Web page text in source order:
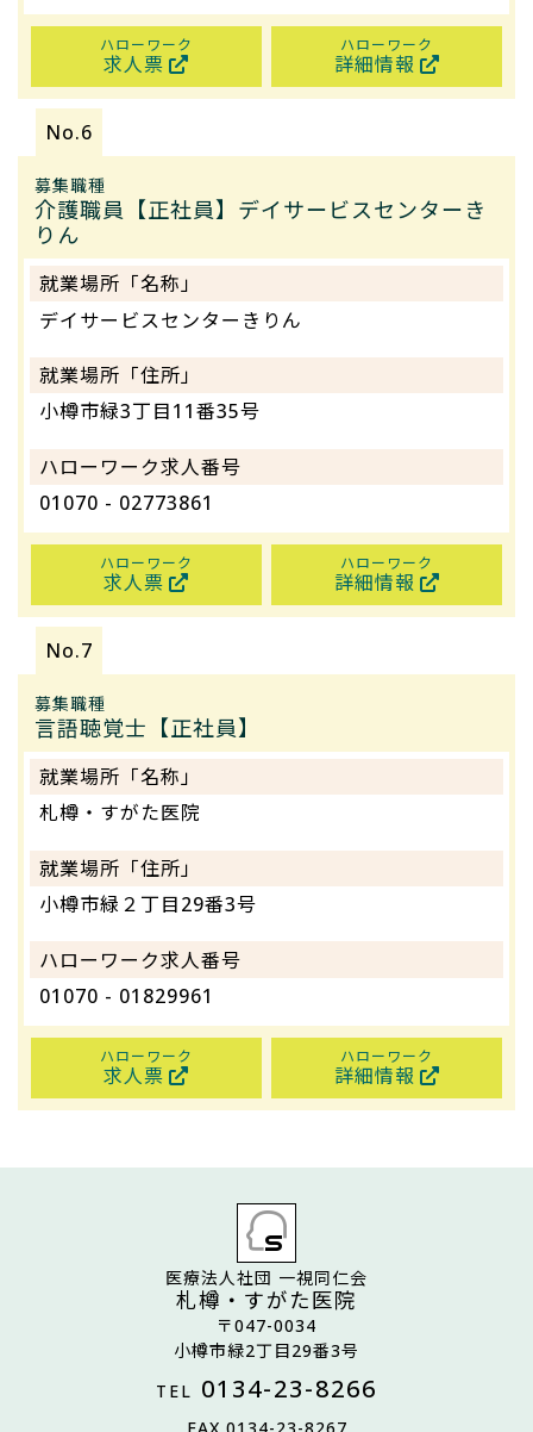
ハローワーク
求人票
ハローワーク
詳細情報
募集職種
介護職員【正社員】デイサービスセンターき
りん
就業場所「名称」
デイサービスセンターきりん
就業場所「住所」
小樽市緑3丁目11番35号
ハローワーク求人番号
01070 - 02773861
ハローワーク
求人票
ハローワーク
詳細情報
募集職種
言語聴覚士【正社員】
就業場所「名称」
札樽・すがた医院
就業場所「住所」
小樽市緑２丁目29番3号
ハローワーク求人番号
01070 - 01829961
ハローワーク
求人票
ハローワーク
詳細情報
医療法人社団 一視同仁会
札樽・すがた医院
〒047-0034
小樽市緑2丁目29番3号
TEL 0134-23-8266